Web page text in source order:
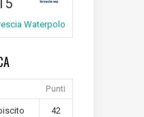
Waterpolo
Punti
42